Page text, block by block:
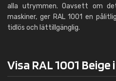
alla utrymmen. Oavsett om
maskiner, ger RAL 1001 en
tidlös och lättillgänglig.
Visa RAL 1001